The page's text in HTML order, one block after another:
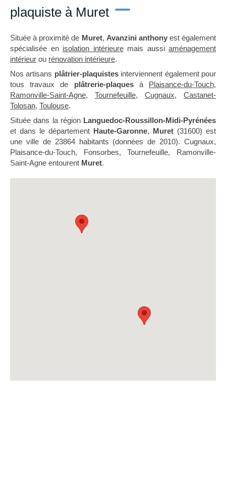
plaquiste à Muret
Située à proximité de Muret, Avanzini anthonyest également
spécialisée en isolation intérieuremais aussi aménagement
intérieur ou rénovation intérieure.
Nos artisans plâtrier-plaquistesinterviennent également pour
tous travaux de plâtrerie-plaquesà Plaisance-du-Touch,
Ramonville-Saint-Agne, Tournefeuille, Cugnaux, Castanet-
Tolosan, Toulouse.
Située dans la région Languedoc-Roussillon-Midi-Pyrénées
et dans le département Haute-Garonne, Muret (31600) est
une ville de 23864 habitants (données de 2010). Cugnaux,
Plaisance-du-Touch, Fonsorbes, Tournefeuille, Ramonville-
Saint-Agne entourent Muret.